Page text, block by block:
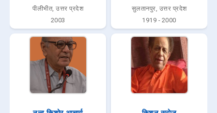
पीलीभीत, उत्तर प्रदेश
2003
सुलतानपुर, उत्तर प्रदेश
1919 - 2000